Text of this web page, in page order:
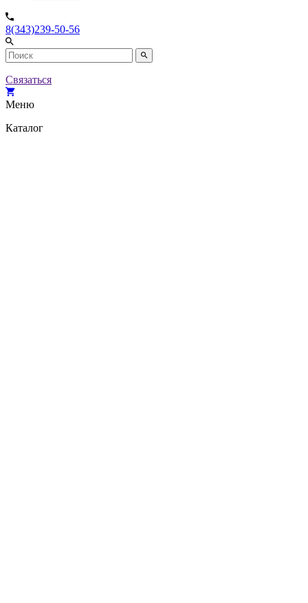
8(343)239-50-56
Связаться
Меню
Каталог